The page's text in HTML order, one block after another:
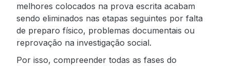
melhores colocados na prova escrita acabam
sendo eliminados nas etapas seguintes por falta
de preparo físico, problemas documentais ou
reprovação na investigação social.
Por isso, compreender todas as fases do